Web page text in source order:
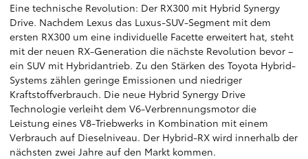
Eine technische Revolution: Der RX300 mit Hybrid Synergy
Drive. Nachdem Lexus das Luxus-SUV-Segment mit dem
ersten RX300 um eine individuelle Facette erweitert hat, steht
mit der neuen RX-Generation die nächste Revolution bevor –
ein SUV mit Hybridantrieb. Zu den Stärken des Toyota Hybrid-
Systems zählen geringe Emissionen und niedriger
Kraftstoffverbrauch. Die neue Hybrid Synergy Drive
Technologie verleiht dem V6-Verbrennungsmotor die
Leistung eines V8-Triebwerks in Kombination mit einem
Verbrauch auf Dieselniveau. Der Hybrid-RX wird innerhalb der
nächsten zwei Jahre auf den Markt kommen.